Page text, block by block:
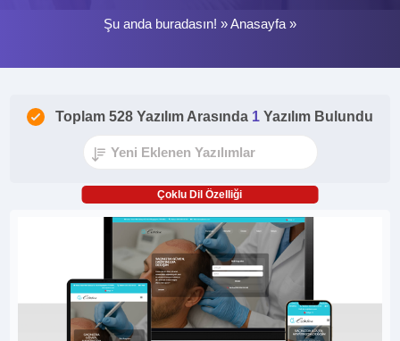
Şu anda buradasın! »Anasayfa »
Toplam 528 Yazılım Arasında 1 Yazılım Bulundu
Çoklu Dil Özelliği